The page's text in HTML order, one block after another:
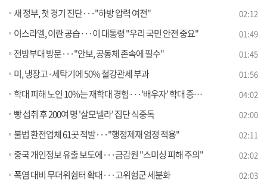
새 정부, 첫 경기 진단···"하방 압력 여전" 02:12
이스라엘, 이란 공습···이 대통령 "우리 국민 안전 중요" 01:49
전방부대 방문···"안보, 공동체 존속에 필수" 01:45
미, 냉장고·세탁기에 50% 철강관세 부과 01:56
학대 피해 노인 10%는 재학대 경험···'배우자' 학대 증가 [뉴스의 맥] 04:02
빵 섭취 후 200여 명 '살모넬라' 집단 식중독 02:00
불법 환전업체 61곳 적발···"행정제재 엄정 적용" 02:11
중국 개인정보 유출 보도에···금감원 "스미싱 피해 주의" 02:02
폭염 대비 무더위쉼터 확대···고위험군 세분화 02:03